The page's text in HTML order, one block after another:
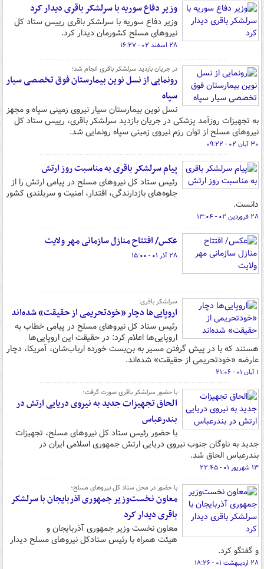
وزیر دفاع سوریه با سرلشکر باقری دیدار کرد
وزیر دفاع سوریه با سرلشکر باقری رییس ستاد کل
نیروهای مسلح کشورمان دیدار کرد.
۲۸ اسفند ۰۲ - ۱۶:۲۷
در جریان بازدید سرلشکر باقری انجام شد؛
رونمایی از نسل نوین بیمارستان فوق تخصصی سیار
سپاه
نسل نوین بیمارستان سیار نیروی زمینی سپاه و مجهز
به تجهیزات روزآمد پزشکی در جریان بازدید سرلشکر باقری، رییس ستاد کل
نیروهای مسلح از توان رزم نیروی زمینی سپاه رونمایی شد.
۳۰ آبان ۰۲ - ۰۹:۲۲
پیام سرلشکر باقری به‌ مناسبت روز ارتش
رئیس ستاد کل نیروهای مسلح در پیامی ارتش را از
جلوه‌های بازدارندگی، اقتدار، امنیت و سربلندی کشور
دانست.
۲۸ فروردین ۰۲ - ۱۳:۰۴
عکس/ افتتاح منازل سازمانی مهر ولایت
۲۸ آذر ۰۱ - ۱۵:۰۰
سرلشکر باقری:
اروپایی‌ها دچار «خودتحریمی از حقیقت» شده‌اند
رئیس ستاد کل نیروهای مسلح در پیامی خطاب به
اروپایی‌ها اعلام کرد: در حقیقت این اروپایی‌ها
هستند که با در پیش گرفتن مسیر به بن‌بست خورده ارباب‌شان، آمریکا، دچار
عارضه «خودتحریمی از حقیقت» شده‌اند.
۱ آبان ۰۱ - ۲۱:۰۶
با حضور سرلشکر باقری صورت گرفت؛
الحاق تجهیزات جدید به نیروی دریایی ارتش در
بندرعباس
با حضور رئیس ستاد کل نیروهای مسلح، تجهیزات
جدید به ناوگان جنوب نیروی دریایی ارتش جمهوری اسلامی ایران در
بندرعباس الحاق شد.
۱۳ شهریور ۰۱ - ۲۲:۴۵
با حضور در محل ستاد کل نیروهای مسلح؛
معاون نخست‌وزیر جمهوری آذربایجان با سرلشکر
باقری دیدار کرد
معاون نخست وزیر جمهوری آذربایجان و
هیئت همراه با رئیس ستادکل نیروهای مسلح دیدار
و گفتگو کرد.
۲۸ اردیبهشت ۰۱ - ۱۸:۲۶